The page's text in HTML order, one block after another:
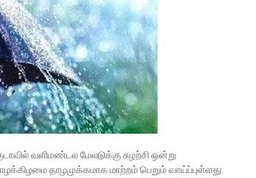
வளிமண்டல மேலடுக்கு சுழற்சி ஒன்று
தாழமுக்கமாக மாற்றம் பெறும் வாய்ப்புள்ளது.